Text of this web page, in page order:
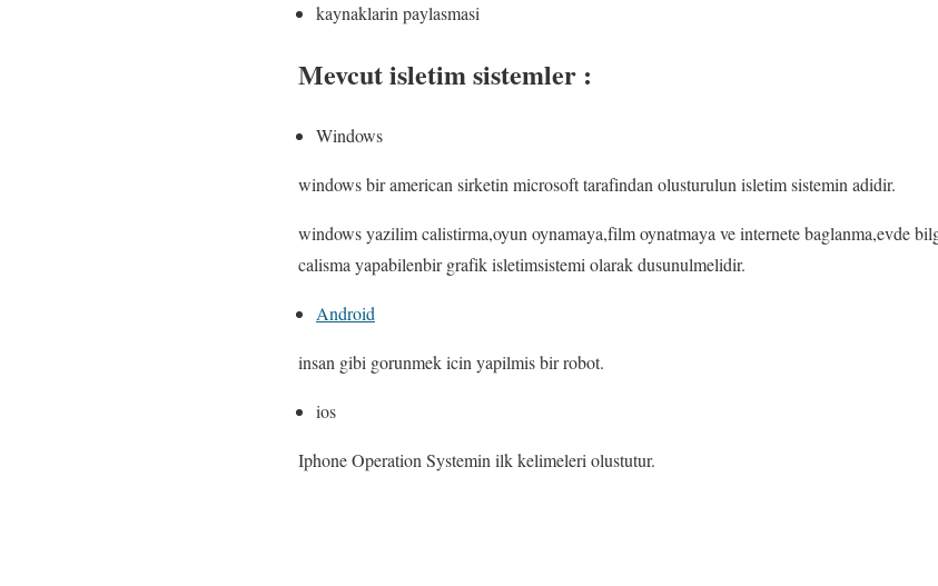
kaynaklarin paylasmasi
Mevcut isletim sistemler :
Windows
windows bir american sirketin microsoft tarafindan olusturulun isletim sistemin adidir.
windows yazilim calistirma,oyun oynamaya,film oynatmaya ve internete baglanma,evde
calisma yapabilenbir grafik isletimsistemi olarak dusunulmelidir.
Android
insan gibi gorunmek icin yapilmis bir robot.
ios
Iphone Operation Systemin ilk kelimeleri olustutur.